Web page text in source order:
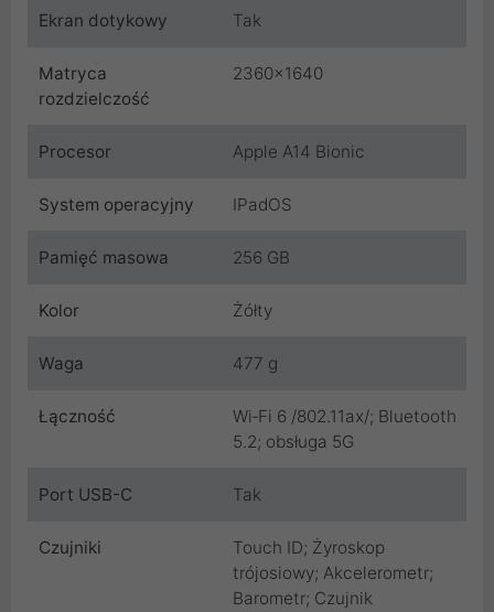
Ekran dotykowy Tak
Matryca
rozdzielczość
2360x1640
Procesor Apple A14 Bionic
System operacyjny IPadOS
Pamięć masowa 256 GB
Kolor Żółty
Waga 477 g
Łączność
Wi‑Fi 6 /802.11ax/; Bluetooth
5.2; obsługa 5G
Port USB-C Tak
Czujniki
Touch ID; Żyroskop
trójosiowy; Akcelerometr;
Barometr; Czujnik